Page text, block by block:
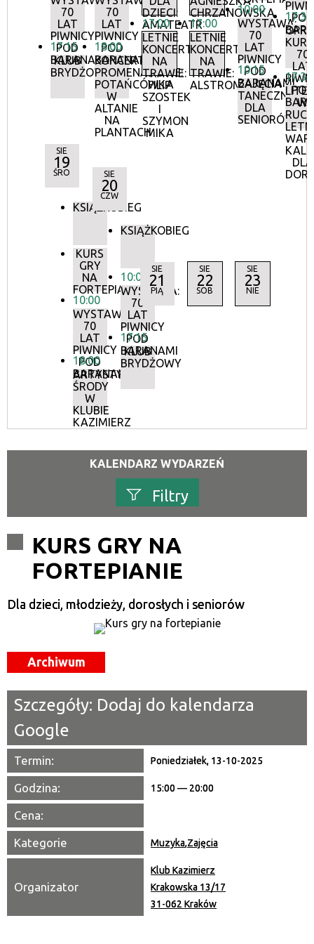
70
LAT
PIWNICY
POD
BARANAMI
17:15
KLUB
BRYDŻOWY
70
LAT
PIWNICY
POD
BARANAMI
18:00
KONCERTY
PROMENADOWE:
POTAŃCÓWKA
W
ALTANIE
NA
PLANTACH
DZIECI:
AMATEATR
17:00
LETNIE
KONCERTY
NA
TRAWIE:
FILIP
SZOSTEK
I
SZYMON
MIKA
CHRZANOWSKA
17:00
LETNIE
KONCERTY
NA
TRAWIE:
ALSTROMERIE
10:00
WYSTAWA:
70
LAT
PIWNICY
POD
BARANAMI
10:15
ZAJĘCIA
TANECZNE
DLA
SENIORÓW
POD
17:30
70
LAT
POD
17:30
W
DLA
SIE
19
ŚRO
KSIĄŻKOBIEG
KURS
GRY
NA
FORTEPIANIE
10:00
WYSTAWA:
70
LAT
PIWNICY
POD
BARANAMI
18:00
ARTYSTYCZNE
ŚRODY
W
KLUBIE
KAZIMIERZ
SIE
20
CZW
KSIĄŻKOBIEG
10:00
WYSTAWA:
70
LAT
PIWNICY
POD
BARANAMI
17:15
KLUB
BRYDŻOWY
SIE
21
PIĄ
SIE
22
SOB
SIE
23
NIE
KALENDARZ WYDARZEŃ
Filtry
Kategoria
Trwające w zakresie
—
Organizator
KURS GRY NA
FORTEPIANIE
Dla dzieci, młodzieży, dorosłych i seniorów
Archiwum
Szczegóły: Dodaj do kalendarza
Google
Termin: Poniedziałek, 13-10-2025
Godzina: 15:00 — 20:00
Cena:
Kategorie Muzyka,Zajęcia
Organizator
Klub Kazimierz
Krakowska 13/17
31-062 Kraków